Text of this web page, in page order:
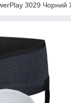
3029 Чорний